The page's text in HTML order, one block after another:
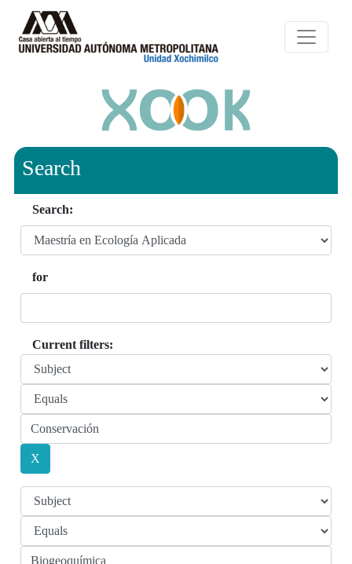
Search
Search:
for
Current filters: